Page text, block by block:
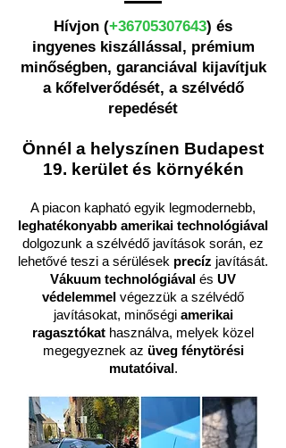
Hívjon (+36705307643) és
ingyenes kiszállással, prémium
minőségben, garanciával kijavítjuk
a kőfelverődését, a szélvédő
repedését
Önnél a helyszínen Budapest
19. kerület és környékén
A piacon kapható egyik legmodernebb,
leghatékonyabb amerikai technológiával
dolgozunk a szélvédő javítások során, ez
lehetővé teszi a sérülések precíz javítását.
Vákuum technológiával és UV
védelemmel végezzük a szélvédő
javításokat, minőségi amerikai
ragasztókat használva, melyek közel
megegyeznek az üveg fénytörési
mutatóival.